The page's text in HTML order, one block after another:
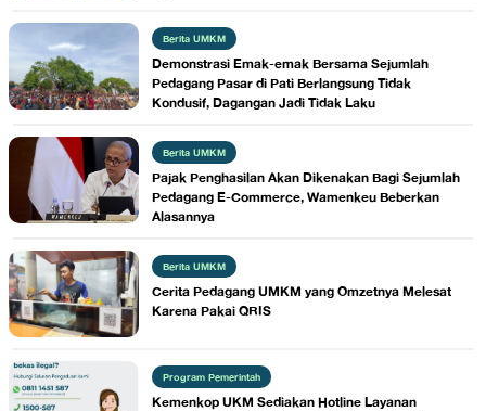
Berita UMKM
Demonstrasi Emak-emak Bersama Sejumlah
Pedagang Pasar di Pati Berlangsung Tidak
Kondusif, Dagangan Jadi Tidak Laku
Berita UMKM
Pajak Penghasilan Akan Dikenakan Bagi Sejumlah
Pedagang E-Commerce, Wamenkeu Beberkan
Alasannya
Berita UMKM
Cerita Pedagang UMKM yang Omzetnya Melesat
Karena Pakai QRIS
Program Pemerintah
Kemenkop UKM Sediakan Hotline Layanan